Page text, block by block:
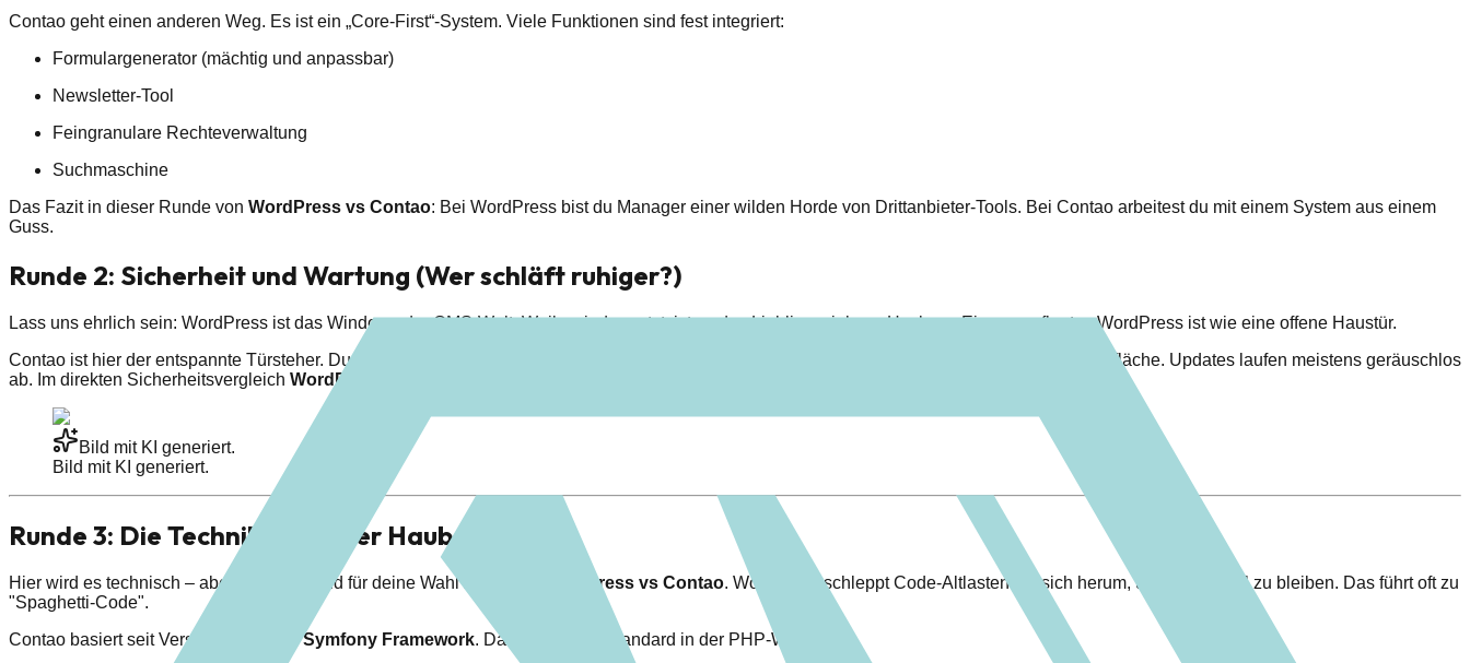
Contao geht einen anderen Weg. Es ist ein „Core-First“-System. Viele Funktionen sind fest integriert:
Formulargenerator (mächtig und anpassbar)
Newsletter-Tool
Feingranulare Rechteverwaltung
Suchmaschine
Das Fazit in dieser Runde von WordPress vs Contao: Bei WordPress bist du Manager einer wilden Horde von Drittanbieter-Tools. Bei Contao arbeitest du mit einem System aus einem
Guss.
Runde 2: Sicherheit und Wartung (Wer schläft ruhiger?)
Lass uns ehrlich sein: WordPress ist das Windows der CMS-Welt. Weil es jeder nutzt, ist es das Lieblingsziel von Hackern. Ein ungepflegtes WordPress ist wie eine offene Haustür.
Contao ist hier der entspannte Türsteher. Durch die strikte LTS-Politik (Long Term Support) und die saubere Architektur hast du weniger Angriffsfläche. Updates laufen meistens geräuschlos
ab. Im direkten Sicherheitsvergleich WordPress vs Contao
Bild mit KI generiert.
Bild mit KI generiert.
Runde 3: Die Technik unter der Haube
Hier wird es technisch – aber entscheidend für deine Wahl zwischen WordPress vs Contao. WordPress schleppt Code-Altlasten mit sich herum, um kompatibel zu bleiben. Das führt oft zu
"Spaghetti-Code".
Contao basiert seit Version 4 auf demSymfony Framework. Das ist der Goldstandard in der PHP-Welt.